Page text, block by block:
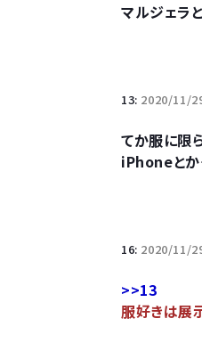
マルジェラ
13: 2020/11/
てか服に限
iPhoneとか
16: 2020/11/
>>13
服好きは展